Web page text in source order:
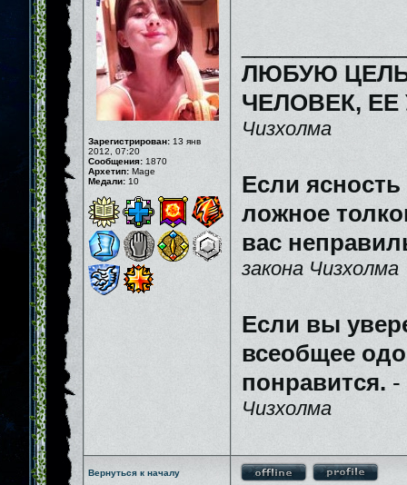
Зарегистрирован: 13 янв
2012, 07:20
Сообщения: 1870
Архетип: Mage
Медали: 10
ЛЮБУЮ
ЧЕЛОВЕК,
Чизхолма
Если
ложное
вас
закона Чизхолма
Если вы
всеобщее
понравится. -
Чизхолма
Вернуться к началу